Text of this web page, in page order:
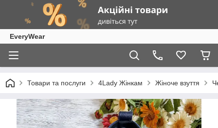
EveryWear
Товари та послуги 4Lady Жінкам Жіноче взуття